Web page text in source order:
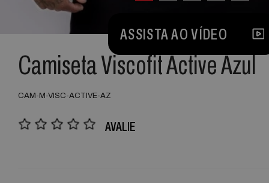
ASSISTA AO VÍDEO
Camiseta Viscofit Active Azul
CAM-M-VISC-ACTIVE-AZ
AVALIE